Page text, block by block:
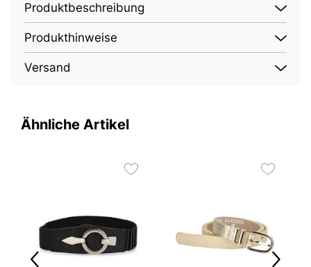
Produktbeschreibung
Produkthinweise
Versand
Ähnliche Artikel